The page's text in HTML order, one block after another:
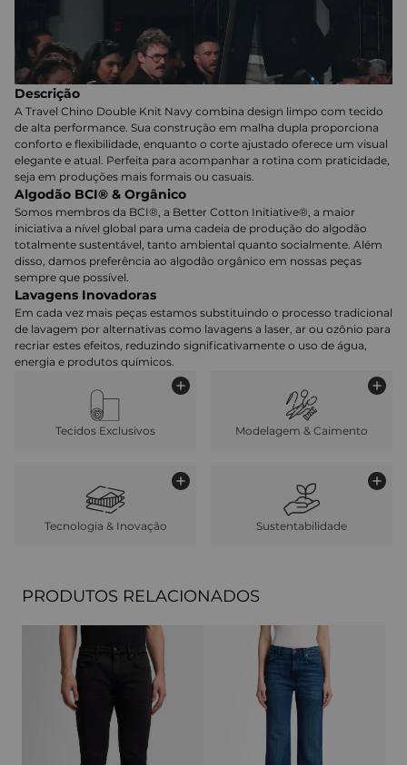
Descrição
A Travel Chino Double Knit Navy combina design limpo com tecido
de alta performance. Sua construção em malha dupla proporciona
conforto e flexibilidade, enquanto o corte ajustado oferece um visual
elegante e atual. Perfeita para acompanhar a rotina com praticidade,
seja em produções mais formais ou casuais.
Algodão BCI® & Orgânico
Somos membros da BCI®, a Better Cotton Initiative®, a maior
iniciativa a nível global para uma cadeia de produção do algodão
totalmente sustentável, tanto ambiental quanto socialmente. Além
disso, damos preferência ao algodão orgânico em nossas peças
sempre que possível.
Lavagens Inovadoras
Em cada vez mais peças estamos substituindo o processo tradicional
de lavagem por alternativas como lavagens a laser, ar ou ozônio para
recriar estes efeitos, reduzindo significativamente o uso de água,
energia e produtos químicos.
Tecidos Exclusivos Modelagem & Caimento
Tecnologia & Inovação Sustentabilidade
PRODUTOS RELACIONADOS